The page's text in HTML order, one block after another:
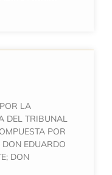
LA
DEL TRIBUNAL
POR
DON EDUARDO
DON